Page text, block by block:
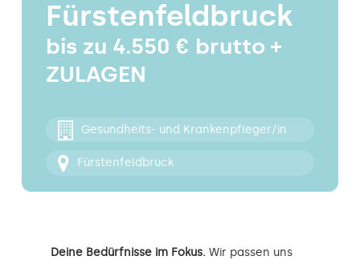
KontaktFürstenfeldbruck
bis zu 4.550 € brutto +
ZULAGEN
Gesundheits- und Krankenpfleger/in
Fürstenfeldbruck
Deine Bedürfnisse im Fokus. Wir passen uns